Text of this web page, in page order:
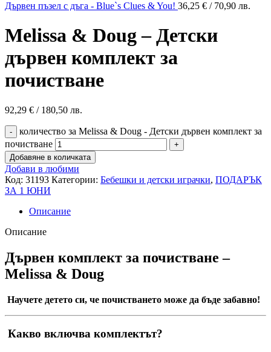
Дървен пъзел с дъга - Blue`s Clues & You! 36,25 € / 70,90 лв.
Melissa & Doug – Детски
дървен комплект за
почистване
92,29 € / 180,50 лв.
количество за Melissa & Doug - Детски дървен комплект за
почистване
Добавяне в количката
Добави в любими
Код: 31193 Категории: Бебешки и детски играчки, ПОДАРЪК
ЗА 1 ЮНИ
Описание
Описание
Дървен комплект за почистване –
Melissa & Doug
Научете детето си, че почистването може да бъде забавно!
Какво включва комплектът?